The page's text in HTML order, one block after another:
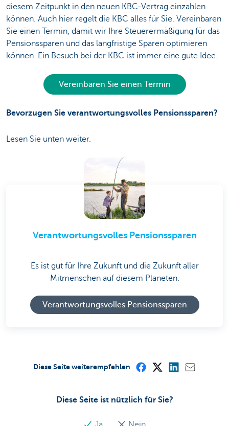
diesem Zeitpunkt in den neuen KBC-Vertrag einzahlen
können. Auch hier regelt die KBC alles für Sie. Vereinbaren
Sie einen Termin, damit wir Ihre Steuerermäßigung für das
Pensionssparen und das langfristige Sparen optimieren
können. Ein Besuch bei der KBC ist immer eine gute Idee.
Vereinbaren Sie einen Termin
Bevorzugen Sie verantwortungsvolles Pensionssparen?
Lesen Sie unten weiter.
Verantwortungsvolles Pensionssparen
Es ist gut für Ihre Zukunft und die Zukunft aller
Mitmenschen auf diesem Planeten.
Verantwortungsvolles Pensionssparen
Diese Seite ist nützlich für Sie?
Diese Seite weiterempfehlen